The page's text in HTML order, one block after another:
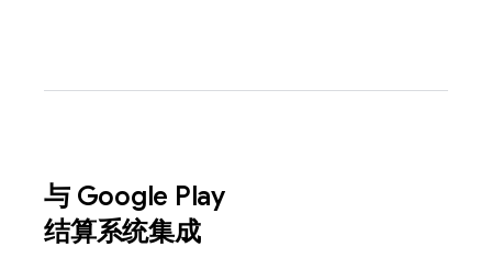
与 Google Play
结算系统集成